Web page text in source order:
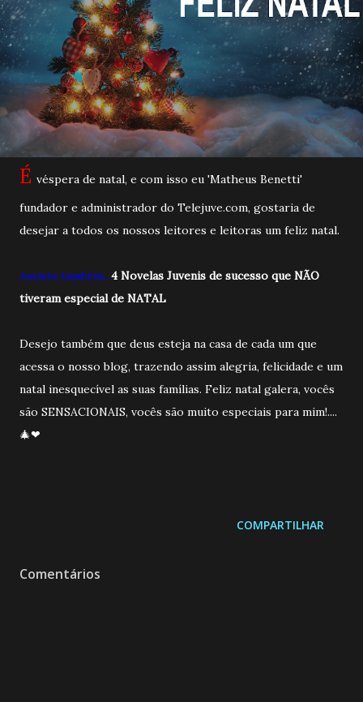
É véspera de natal, e com isso eu 'Matheus Benetti'
fundador e administrador do Telejuve.com, gostaria de
desejar a todos os nossos leitores e leitoras um feliz natal.
Assista também...4 Novelas Juvenis de sucesso que NÃO
tiveram especial de NATAL
Desejo também que deus esteja na casa de cada um que
acessa o nosso blog, trazendo assim alegria, felicidade e um
natal inesquecível as suas famílias. Feliz natal galera, vocês
são SENSACIONAIS, vocês são muito especiais para mim!....
🎄❤
COMPARTILHAR
Comentários